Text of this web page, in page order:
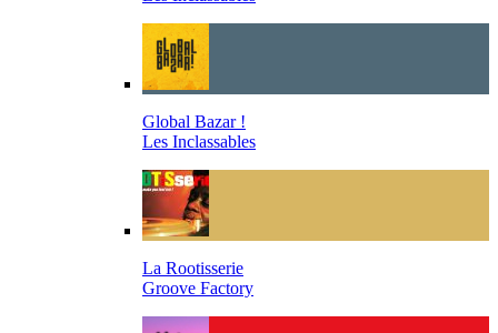
Global Bazar !
Les Inclassables
La Rootisserie
Groove Factory